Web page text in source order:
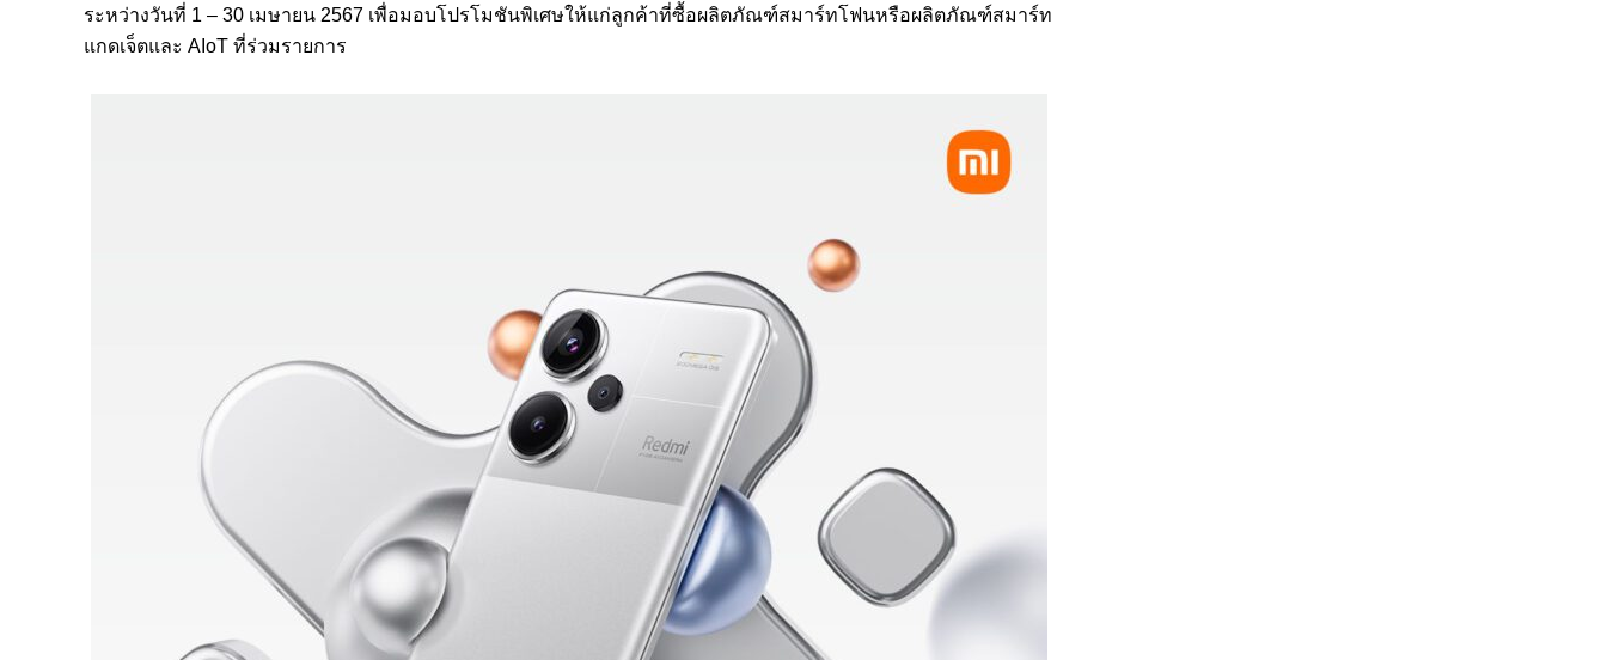
ระหว่างวันที่ 1 – 30 เมษายน 2567 เพื่อมอบโปรโมชันพิเศษให้แก่ลูกค้าที่ซื้อผลิตภัณฑ์สมาร์ทโฟนหรือผลิตภัณฑ์สมาร์ท
แกดเจ็ตและ AIoT ที่ร่วมรายการ